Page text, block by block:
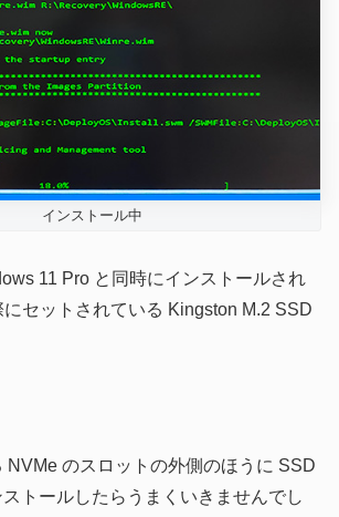
インストール中
11 Pro と同時にインストールされ
にセットされている Kingston M.2 SSD
NVMe のスロットの外側のほうに SSD
トールしたらうまくいきませんでし